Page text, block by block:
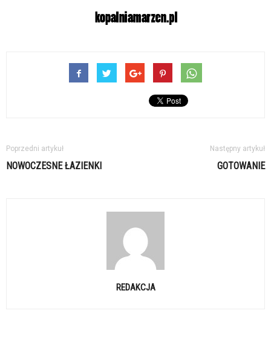
Poprzedni artykuł
NOWOCZESNE ŁAZIENKI
Następny artykuł
GOTOWANIE
REDAKCJA